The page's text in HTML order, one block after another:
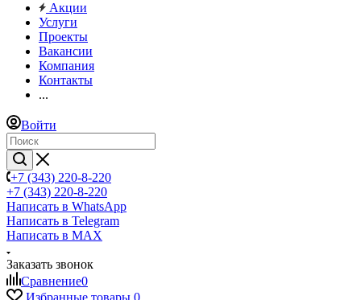
Акции
Услуги
Проекты
Вакансии
Компания
Контакты
...
Войти
+7 (343) 220-8-220
+7 (343) 220-8-220
Написать в WhatsApp
Написать в Telegram
Написать в MAX
Заказать звонок
Сравнение0
Избранные товары 0